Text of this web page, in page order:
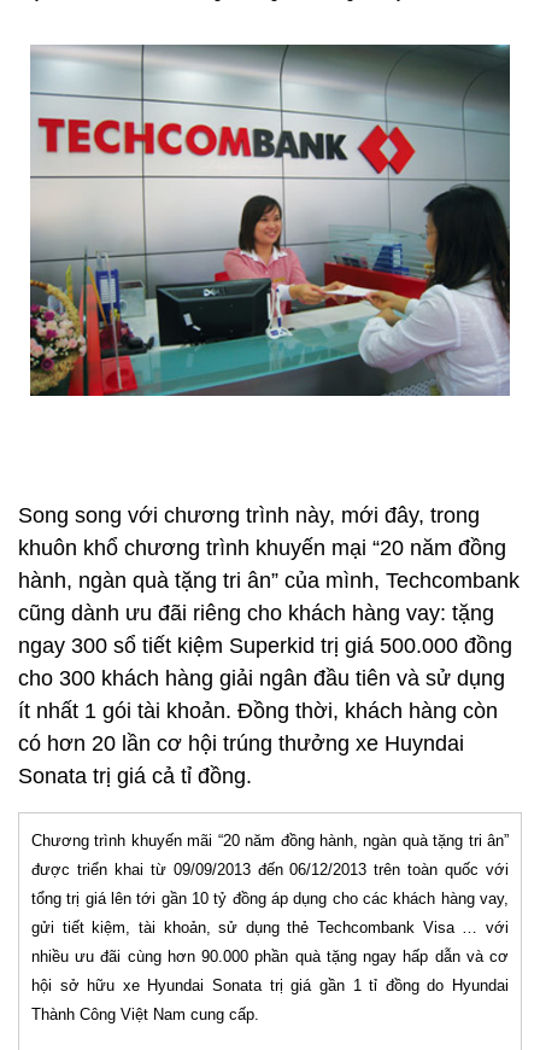
Song song với chương trình này, mới đây, trong
khuôn khổ chương trình khuyến mại “20 năm đồng
hành, ngàn quà tặng tri ân” của mình, Techcombank
cũng dành ưu đãi riêng cho khách hàng vay: tặng
ngay 300 sổ tiết kiệm Superkid trị giá 500.000 đồng
cho 300 khách hàng giải ngân đầu tiên và sử dụng
ít nhất 1 gói tài khoản. Đồng thời, khách hàng còn
có hơn 20 lần cơ hội trúng thưởng xe Huyndai
Sonata trị giá cả tỉ đồng.
Chương trình khuyến mãi “20 năm đồng hành, ngàn quà tặng tri ân”
được triển khai từ 09/09/2013 đến 06/12/2013 trên toàn quốc với
tổng trị giá lên tới gần 10 tỷ đồng áp dụng cho các khách hàng vay,
gửi tiết kiệm, tài khoản, sử dụng thẻ Techcombank Visa … với
nhiều ưu đãi cùng hơn 90.000 phần quà tặng ngay hấp dẫn và cơ
hội sở hữu xe Hyundai Sonata trị giá gần 1 tỉ đồng do Hyundai
Thành Công Việt Nam cung cấp.